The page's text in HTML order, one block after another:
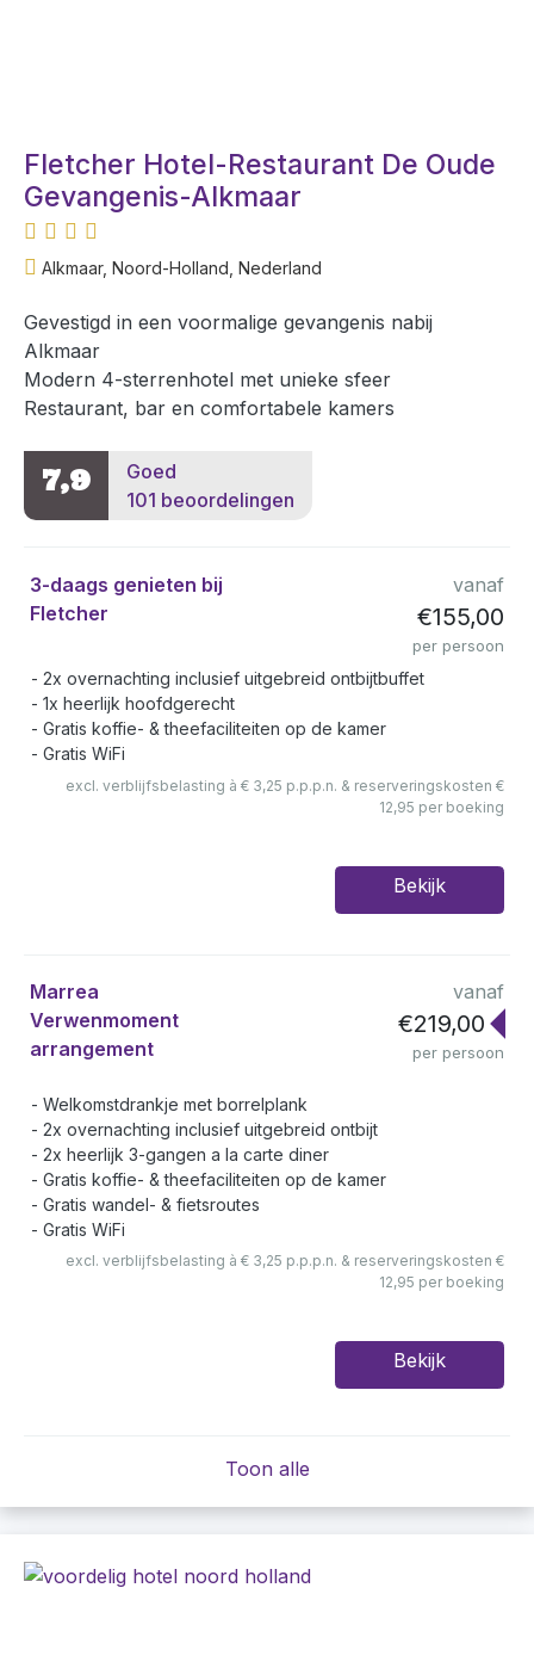
Fletcher Hotel-Restaurant De Oude
Gevangenis-Alkmaar
Alkmaar, Noord-Holland, Nederland
Gevestigd in een voormalige gevangenis nabij
Alkmaar
Modern 4-sterrenhotel met unieke sfeer
Restaurant, bar en comfortabele kamers
7,9
Goed
101 beoordelingen
3-daags genieten bij
Fletcher
vanaf
€155,00
per persoon
2x overnachting inclusief uitgebreid ontbijtbuffet
1x heerlijk hoofdgerecht
Gratis koffie- & theefaciliteiten op de kamer
Gratis WiFi
excl. verblijfsbelasting à € 3,25 p.p.p.n. & reserveringskosten €
12,95 per boeking
Bekijk
Marrea
Verwenmoment
arrangement
vanaf
€219,00
per persoon
Welkomstdrankje met borrelplank
2x overnachting inclusief uitgebreid ontbijt
2x heerlijk 3-gangen a la carte diner
Gratis koffie- & theefaciliteiten op de kamer
Gratis wandel- & fietsroutes
Gratis WiFi
excl. verblijfsbelasting à € 3,25 p.p.p.n. & reserveringskosten €
12,95 per boeking
Bekijk
Toon alle